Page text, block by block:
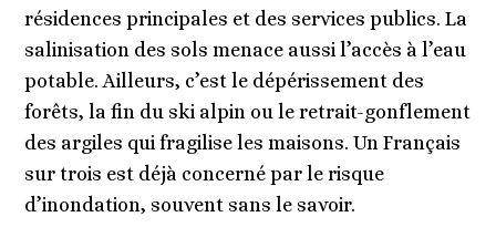
résidences principales et des services publics. La
salinisation des sols menace aussi l’accès à l’eau
potable. Ailleurs, c’est le dépérissement des
forêts, la fin du ski alpin ou le retrait-gonflement
des argiles qui fragilise les maisons. Un Français
sur trois est déjà concerné par le risque
d’inondation, souvent sans le savoir.